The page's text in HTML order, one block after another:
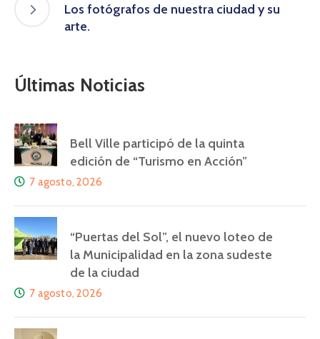
Los fotógrafos de nuestra ciudad y su
arte.
Últimas Noticias
Bell Ville participó de la quinta
edición de “Turismo en Acción”
7 agosto, 2026
“Puertas del Sol”, el nuevo loteo de
la Municipalidad en la zona sudeste
de la ciudad
7 agosto, 2026